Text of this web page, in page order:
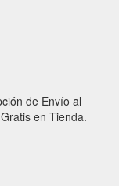
de Envío al
en Tienda.